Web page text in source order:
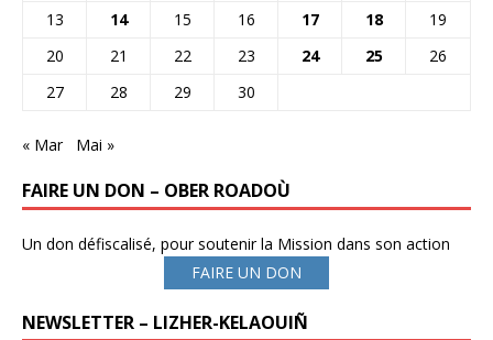
13
14 15 16 17 18
19
20
21 22 23 24 25
26
27
28 29 30
« Mar Mai »
FAIRE UN DON – OBER ROADOÙ
Un don défiscalisé, pour soutenir la Mission dans son action
FAIRE UN DON
NEWSLETTER – LIZHER-KELAOUIÑ